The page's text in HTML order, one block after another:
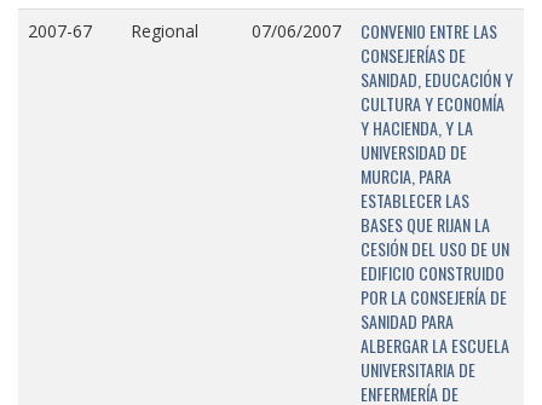
2007-67 Regional 07/06/2007
CONVENIO ENTRE LAS
CONSEJERÍAS DE
SANIDAD, EDUCACIÓN Y
CULTURA Y ECONOMÍA
Y HACIENDA, Y LA
UNIVERSIDAD DE
MURCIA, PARA
ESTABLECER LAS
BASES QUE RIJAN LA
CESIÓN DEL USO DE UN
EDIFICIO CONSTRUIDO
POR LA CONSEJERÍA DE
SANIDAD PARA
ALBERGAR LA ESCUELA
UNIVERSITARIA DE
ENFERMERÍA DE